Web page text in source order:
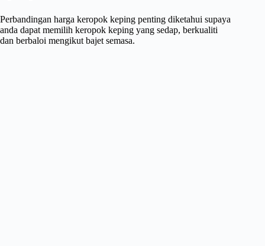
Perbandingan harga keropok keping penting diketahui supaya
anda dapat memilih keropok keping yang sedap, berkualiti
dan berbaloi mengikut bajet semasa.